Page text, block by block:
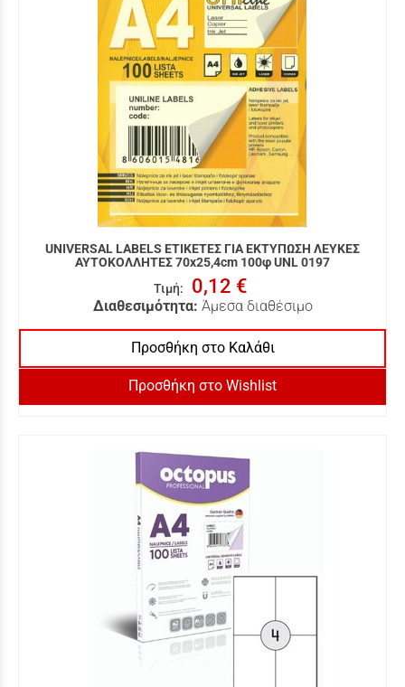
UNIVERSAL LABELS ΕΤΙΚΕΤΕΣ ΓΙΑ ΕΚΤΥΠΩΣΗ ΛΕΥΚΕΣ
ΑΥΤΟΚΟΛΛΗΤΕΣ 70x25,4cm 100φ UNL 0197
Τιμή: 0,12 €
Διαθεσιμότητα: Άμεσα διαθέσιμο
Προσθήκη στο Καλάθι
Προσθήκη στο Wishlist